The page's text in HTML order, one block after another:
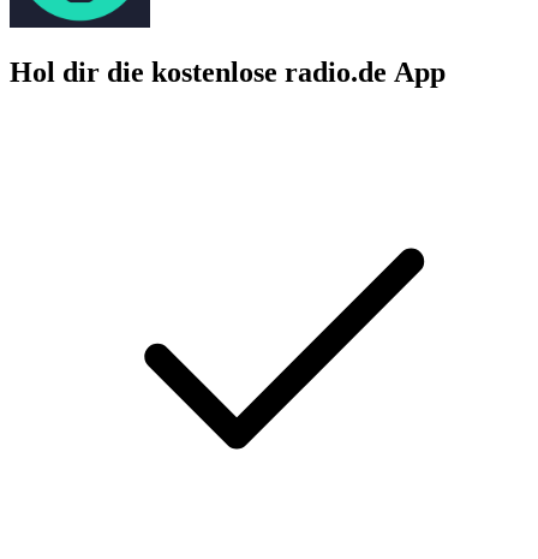
Hol dir die kostenlose radio.de App